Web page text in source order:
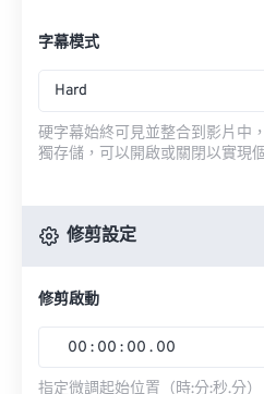
字幕模式
Hard
硬字幕始終可見並整合到影片中
獨存儲，可以開啟或關閉以實現
修剪設定
修剪啟動
00 : 00 : 00 . 00
指定微調起始位置（時:分:秒.分